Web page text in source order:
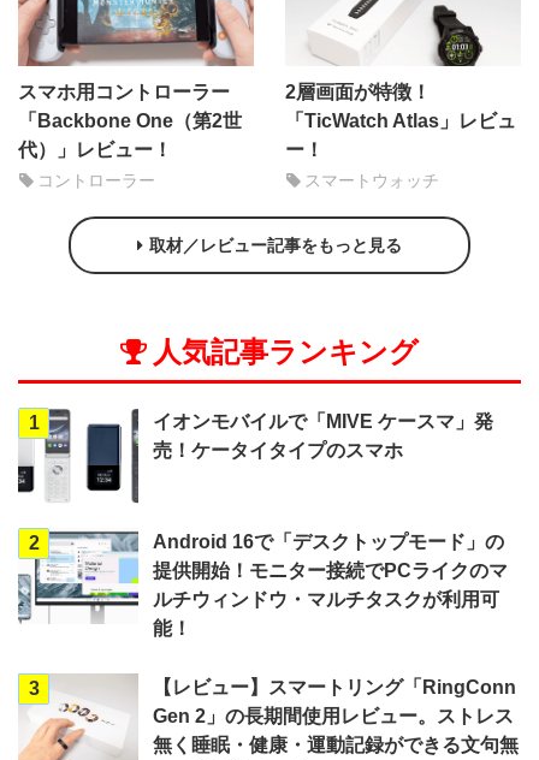
スマホ用コントローラー
「Backbone One（第2世
代）」レビュー！
コントローラー
2層画面が特徴！
「TicWatch Atlas」レビュ
ー！
スマートウォッチ
取材／レビュー記事をもっと見る
人気記事ランキング
1
イオンモバイルで「MIVE ケースマ」発
売！ケータイタイプのスマホ
2
Android 16で「デスクトップモード」の
提供開始！モニター接続でPCライクのマ
ルチウィンドウ・マルチタスクが利用可
能！
3
【レビュー】スマートリング「RingConn
Gen 2」の長期間使用レビュー。ストレス
無く睡眠・健康・運動記録ができる文句無